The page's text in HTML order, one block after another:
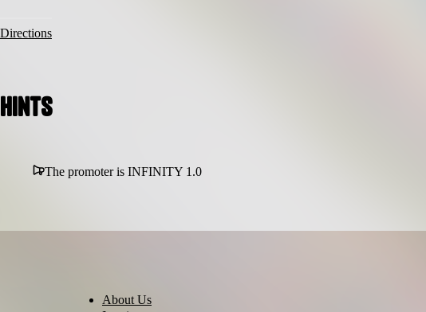
Directions
Hints
The promoter is INFINITY 1.0
About Us